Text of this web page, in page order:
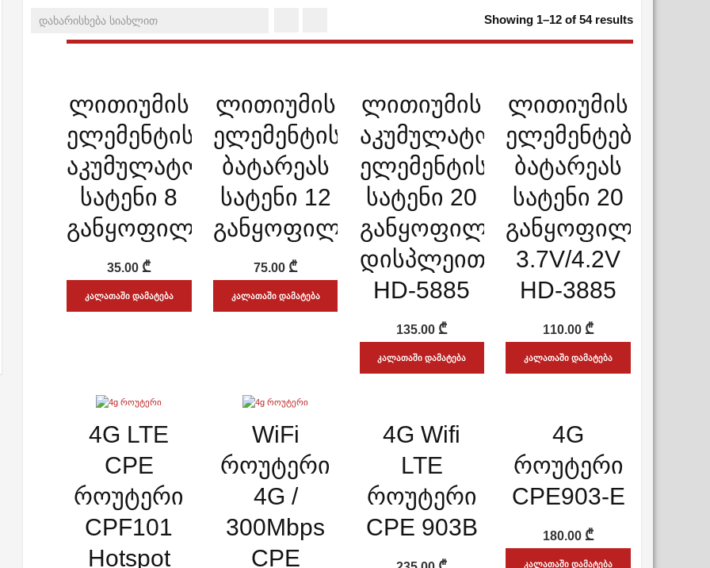
Showing 1–12 of 54 resultsSorted
by
ᲡᲬᲠᲐᲤᲘ ᲜᲐᲮᲕᲐ
ADD WISHLIST
ლითიუმის
ელემენტის/
აკუმულატორის
სატენი 8
განყოფილებით
35.00 ₾
ᲙᲐᲚᲐᲗᲐᲨᲘ ᲓᲐᲛᲐᲢᲔᲑᲐ
ᲡᲬᲠᲐᲤᲘ ᲜᲐᲮᲕᲐ
ADD WISHLIST
ლითიუმის
ელემენტის/
ბატარეას
სატენი 12
განყოფილებით
75.00 ₾
ᲙᲐᲚᲐᲗᲐᲨᲘ ᲓᲐᲛᲐᲢᲔᲑᲐ
ᲡᲬᲠᲐᲤᲘ ᲜᲐᲮᲕᲐ
ADD WISHLIST
ლითიუმის
აკუმულატორის/
ელემენტის
სატენი 20
განყოფილებით
დისპლეით
HD-5885
135.00 ₾
ᲙᲐᲚᲐᲗᲐᲨᲘ ᲓᲐᲛᲐᲢᲔᲑᲐ
ᲡᲬᲠᲐᲤᲘ ᲜᲐᲮᲕᲐ
ADD WISHLIST
ლითიუმის
ელემენტების/
ბატარეას
სატენი 20
განყოფილებიანი
3.7V/4.2V
HD-3885
110.00 ₾
ᲙᲐᲚᲐᲗᲐᲨᲘ ᲓᲐᲛᲐᲢᲔᲑᲐ
ᲡᲬᲠᲐᲤᲘ ᲜᲐᲮᲕᲐ
ADD WISHLIST
4G LTE
CPE
როუტერი
CPF101
Hotspot
ᲡᲬᲠᲐᲤᲘ ᲜᲐᲮᲕᲐ
ADD WISHLIST
WiFi
როუტერი
4G /
300Mbps
CPE
ᲡᲬᲠᲐᲤᲘ ᲜᲐᲮᲕᲐ
ADD WISHLIST
4G Wifi
LTE
როუტერი
CPE 903B
ᲡᲬᲠᲐᲤᲘ ᲜᲐᲮᲕᲐ
ADD WISHLIST
4G
როუტერი
CPE903-E
180.00 ₾
ᲙᲐᲚᲐᲗᲐᲨᲘ ᲓᲐᲛᲐᲢᲔᲑᲐ